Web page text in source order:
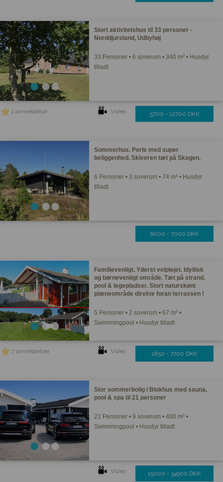
Stort aktivitetshus til 33 personer -
Norddjursland, Udbyhøj
33 Personer • 6 soverum • 340 m² • Husdyr
tilladt
1 anmeldelse Video 5700 - 12700 DKK
Sommerhus. Perle med super
beliggenhed. Skiveren tæt på Skagen.
6 Personer • 3 soverum • 74 m² • Husdyr
tilladt
6000 - 7000 DKK
Familievenligt. Yderst velplejet. Idyllisk
og børnevenligt område. Tæt på strand,
pool & legepladser. Stort naturskønt
plæneområde direkte foran terrassen !
5 Personer • 2 soverum • 67 m² •
Swimmingpool • Husdyr tilladt
7 anmeldelser Video 1850 - 7700 DKK
Stor sommerbolig i Blokhus med sauna,
pool & spa til 21 personer
21 Personer • 9 soverum • 400 m² •
Swimmingpool • Husdyr tilladt
Video 15000 - 34900 DKK